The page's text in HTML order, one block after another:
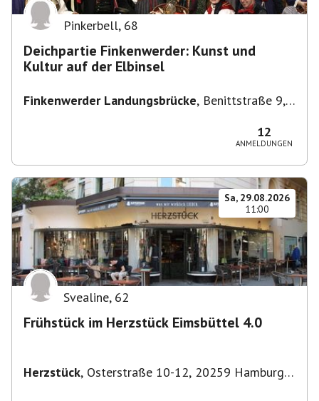
Pinkerbell, 68
Deichpartie Finkenwerder: Kunst und
Kultur auf der Elbinsel
Finkenwerder Landungsbrücke, Benittstraße 9,
12
ANMELDUNGEN
Sa, 29.08.2026
11:00
Svealine, 62
Frühstück im Herzstück Eimsbüttel 4.0
Herzstück, Osterstraße 10-12, 20259 Hamburg-